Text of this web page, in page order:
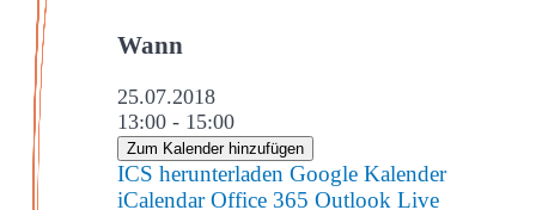
Wann
25.07.2018
13:00 - 15:00
Zum Kalender hinzufügen
ICS herunterladen Google Kalender
iCalendar Office 365 Outlook Live